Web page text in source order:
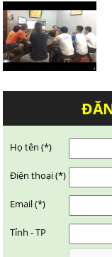
Họ tên (*)
Điện thoại (*)
Email (*)
Tỉnh - TP